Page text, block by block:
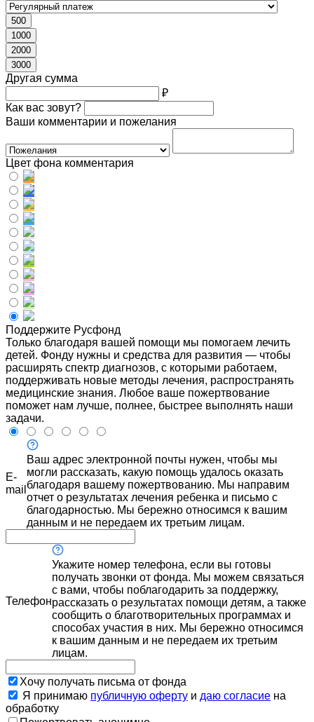
500
1000
2000
3000
Другая сумма
₽
Как вас зовут?
Ваши комментарии и пожелания
Цвет фона комментария
Поддержите Русфонд
Только благодаря вашей помощи мы помогаем лечить
детей. Фонду нужны и средства для развития — чтобы
расширять спектр диагнозов, с которыми работаем,
поддерживать новые методы лечения, распространять
медицинские знания. Любое ваше пожертвование
поможет нам лучше, полнее, быстрее выполнять наши
задачи.
E-
mail
Ваш адрес электронной почты нужен, чтобы мы
могли рассказать, какую помощь удалось оказать
благодаря вашему пожертвованию. Мы направим
отчет о результатах лечения ребенка и письмо с
благодарностью. Мы бережно относимся к вашим
данным и не передаем их третьим лицам.
Телефон
Укажите номер телефона, если вы готовы
получать звонки от фонда. Мы можем связаться
с вами, чтобы поблагодарить за поддержку,
рассказать о результатах помощи детям, а также
сообщить о благотворительных программах и
способах участия в них. Мы бережно относимся
к вашим данным и не передаем их третьим
лицам.
Хочу получать письма от фонда
Я принимаю публичную оферту и даю согласие на
обработку